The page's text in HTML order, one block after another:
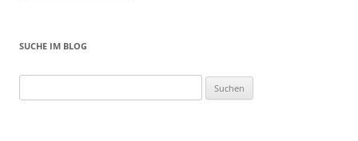
SUCHE IM BLOG
nach: